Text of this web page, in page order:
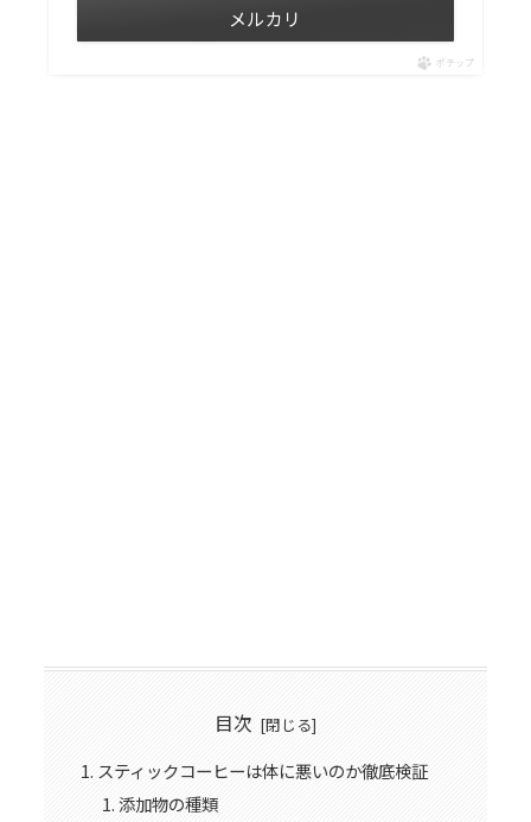
メルカリ
ポチップ
目次
スティックコーヒーは体に悪いのか徹底検証
添加物の種類